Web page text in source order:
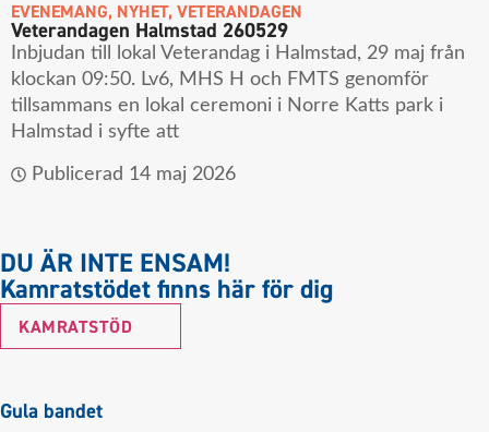
EVENEMANG, NYHET, VETERANDAGEN
Veterandagen Halmstad 260529
Inbjudan till lokal Veterandag i Halmstad, 29 maj från
klockan 09:50. Lv6, MHS H och FMTS genomför
tillsammans en lokal ceremoni i Norre Katts park i
Halmstad i syfte att
Publicerad 14 maj 2026
DU ÄR INTE ENSAM!
Kamratstödet finns här för dig
KAMRATSTÖD
Gula bandet